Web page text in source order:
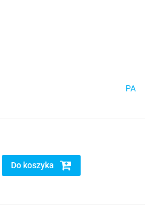
PA
Do koszyka